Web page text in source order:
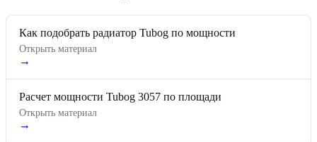
Как подобрать радиатор Tubog по мощности
Открыть материал
→
Расчет мощности Tubog 3057 по площади
Открыть материал
→